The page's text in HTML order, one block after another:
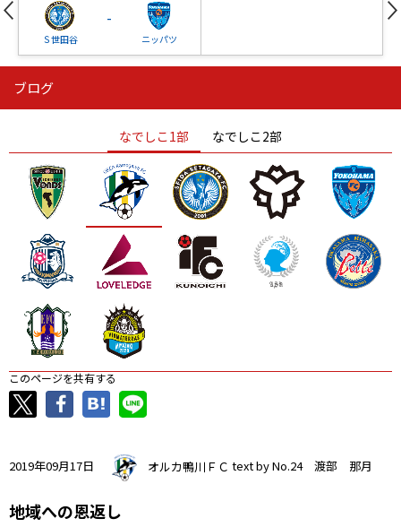
Ｓ世田谷
-
ニッパツ
ニッパツ
ニッパツ 名古屋
石人の星
静岡 愛媛Ｌ
ブログ
なでしこ1部 なでしこ2部
このページを共有する
2019年09月17日 オルカ鴨川ＦＣ text by No.24 渡部 那月
地域への恩返し